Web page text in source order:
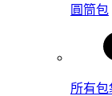
圓筒包
所有